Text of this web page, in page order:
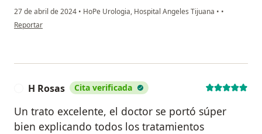
27 de abril de 2024 • HoPe Urologia, Hospital Angeles Tijuana • •
en opinión del usuario Adalberto Herrera González
Reportar
H Rosas Cita verificada
Un trato excelente, el doctor se portó súper
bien explicando todos los tratamientos